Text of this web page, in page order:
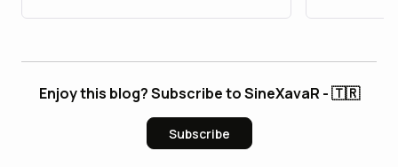
Enjoy this blog? Subscribe to SineXavaR - 🇹🇷
Subscribe